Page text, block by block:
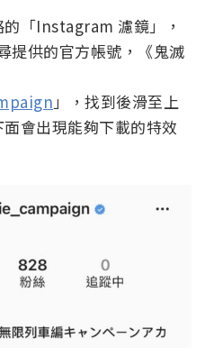
「Instagram 濾鏡」，
提供的官方帳號，《鬼滅
」，找到後滑至上
會出現能夠下載的特效